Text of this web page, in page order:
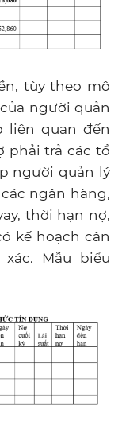
tùy theo mô
người quản
liên quan đến
phải trả các tổ
người quản lý
ngân hàng,
thời hạn nợ,
kế hoạch cân
Mẫu biểu